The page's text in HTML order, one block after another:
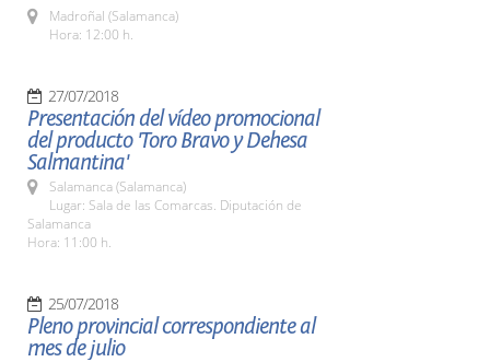
Madroñal (Salamanca)
Hora: 12:00 h.
27/07/2018
Presentación del vídeo promocional
del producto 'Toro Bravo y Dehesa
Salmantina'
Salamanca (Salamanca)
Lugar: Sala de las Comarcas. Diputación de
Salamanca
Hora: 11:00 h.
25/07/2018
Pleno provincial correspondiente al
mes de julio